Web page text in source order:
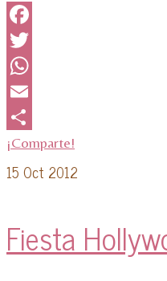
Facebook
Twitter
WhatsApp
Email
¡Comparte!
15 Oct 2012
Fiesta